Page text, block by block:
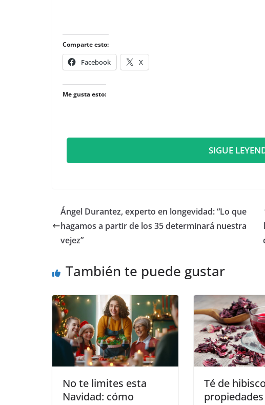
Comparte esto:
Facebook X
Me gusta esto:
SIGUE
Ángel Durantez, experto en longevidad: “Lo que
hagamos a partir de los 35 determinará nuestra
vejez”
También te puede gustar
No te limites esta
Navidad: cómo
Té de